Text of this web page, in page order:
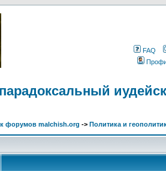
FAQ
форумов malchish.org -> Политика и